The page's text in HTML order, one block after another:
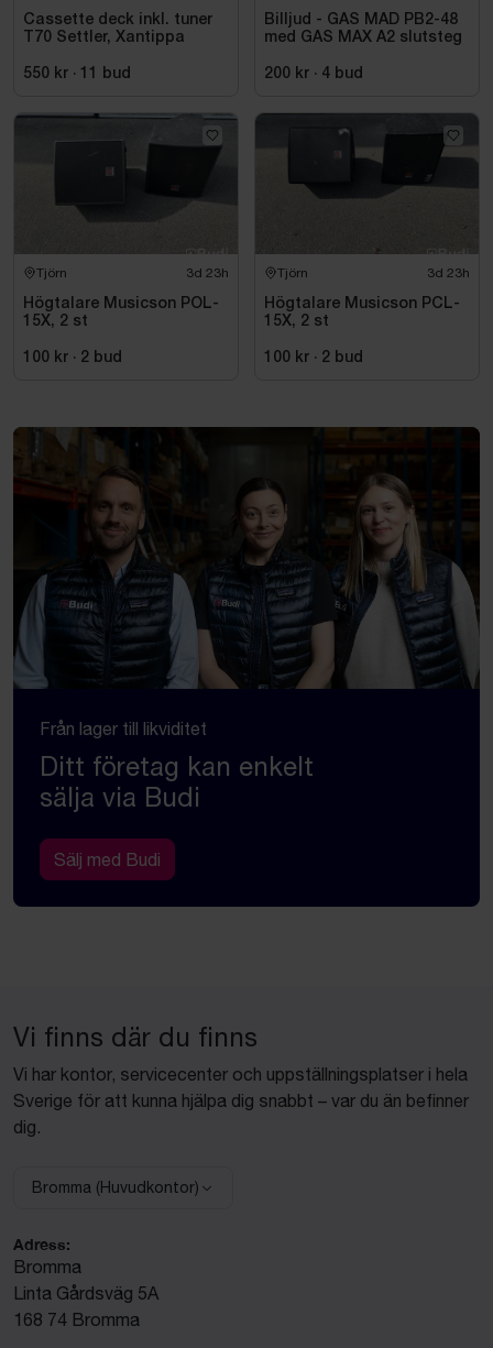
Cassette deck inkl. tuner
T70 Settler, Xantippa
550 kr · 11 bud
Billjud - GAS MAD PB2-48
med GAS MAX A2 slutsteg
200 kr · 4 bud
Tjörn 3d 23h
Högtalare Musicson POL-
15X, 2 st
100 kr · 2 bud
Tjörn 3d 23h
Högtalare Musicson PCL-
15X, 2 st
100 kr · 2 bud
Från lager till likviditet
Ditt företag kan enkelt
sälja via Budi
Sälj med Budi
Vi finns där du finns
Vi har kontor, servicecenter och uppställningsplatser i hela
Sverige för att kunna hjälpa dig snabbt – var du än befinner
dig.
Välj anläggning:
Bromma (Huvudkontor)
Adress:
Bromma
Linta Gårdsväg 5A
168 74 Bromma